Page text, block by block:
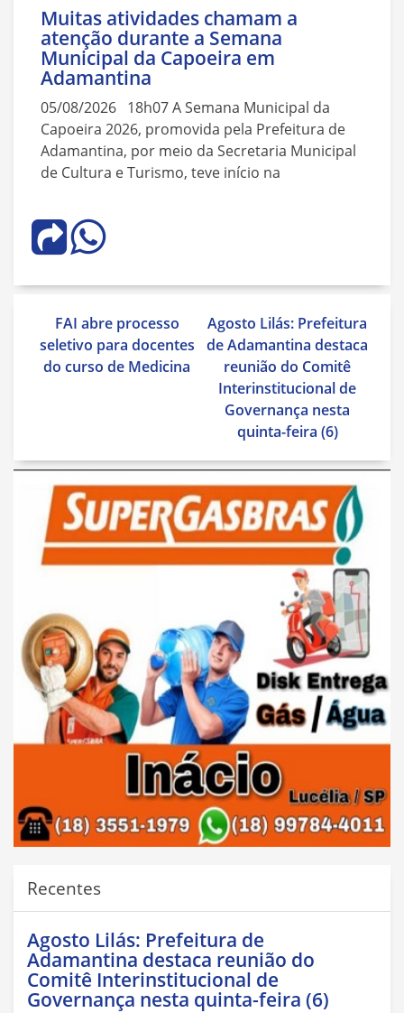
Muitas atividades chamam a
atenção durante a Semana
Municipal da Capoeira em
Adamantina
05/08/2026 18h07 A Semana Municipal da
Capoeira 2026, promovida pela Prefeitura de
Adamantina, por meio da Secretaria Municipal
de Cultura e Turismo, teve início na
Navegação
de
Post
FAI abre processo
seletivo para docentes
do curso de Medicina
Agosto Lilás: Prefeitura
de Adamantina destaca
reunião do Comitê
Interinstitucional de
Governança nesta
quinta-feira (6)
Recentes
Agosto Lilás: Prefeitura de
Adamantina destaca reunião do
Comitê Interinstitucional de
Governança nesta quinta-feira (6)